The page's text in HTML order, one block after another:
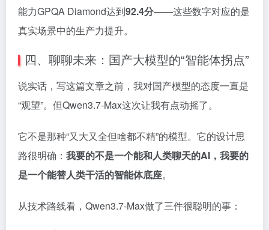
能力GPQA Diamond达到92.4分——这些数字对应的是
真实场景中的生产力提升。
四、聊聊未来：国产大模型的“智能体拐点”
说实话，写这篇文章之前，我对国产模型的态度一直是
“观望”。但Qwen3.7-Max这次让我有点动摇了。
它不是那种“又大又全但啥都不精”的模型。它的设计思
路很明确： 我要的不是一个能和人类聊天的AI，我要的
是一个能替人类干活的智能体底座。
从技术路线看，Qwen3.7-Max做了三件很聪明的事：